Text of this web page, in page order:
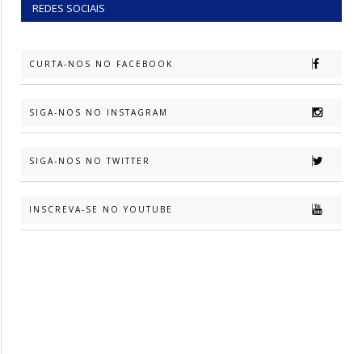
REDES SOCIAIS
CURTA-NOS NO FACEBOOK
SIGA-NOS NO INSTAGRAM
SIGA-NOS NO TWITTER
INSCREVA-SE NO YOUTUBE